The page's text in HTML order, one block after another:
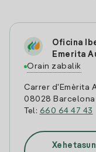
Oficina
Emerita
Orain zabalik
Carrer d'Emèrita
08028 Barcelona
Tel: 660 64 47 43
Xehetasun